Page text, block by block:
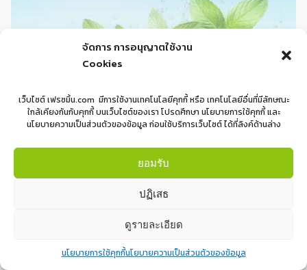
จัดการ การอนุญาตใช้งาน
Cookies
เว็บไซต์ เฟรซมิ้น.com มีการใช้งานเทคโนโลยีคุกกี้ หรือ เทคโนโลยีอื่นที่มีลักษณะ
ใกล้เคียงกันกับคุกกี้ บนเว็บไซต์ของเรา โปรดศึกษา นโยบายการใช้คุกกี้ และ
นโยบายความเป็นส่วนตัวของข้อมูล ก่อนใช้บริการเว็บไซต์ ได้ที่ลิงค์ด้านล่าง
ยอมรับ
ปฏิเสธ
ดูรายละเอียด
นโยบายการใช้คุกกี้นโยบายความเป็นส่วนตัวของข้อมูล
ที่บีบยาสีฟัน ใช้งานอย่างไรให้สะดวก
สะอาด และคุ้มค่าในทุกวัน
Read More
January 28, 2026